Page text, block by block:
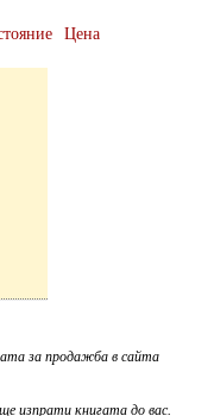
Цена
за продажба в сайта
изпрати книгата до вас.